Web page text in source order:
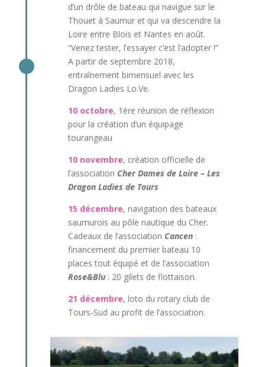
d’un drôle de bateau qui navigue sur le
Thouet à Saumur et qui va descendre la
Loire entre Blois et Nantes en août.
“Venez tester, l’essayer c’est l’adopter !”
A partir de septembre 2018,
entraînement bimensuel avec les
Dragon Ladies Lo.Ve.
10 octobre, 1ère réunion de réflexion
pour la création d’un équipage
tourangeau
10 novembre, création officielle de
l’association Cher Dames de Loire – Les
Dragon Ladies de Tours
15 décembre, navigation des bateaux
saumurois au pôle nautique du Cher.
Cadeaux de l’association Cancen :
financement du premier bateau 10
places tout équipé et de l’association
Rose&Blu: 20 gilets de flottaison.
21 décembre, loto du rotary club de
Tours-Sud au profit de l’association.